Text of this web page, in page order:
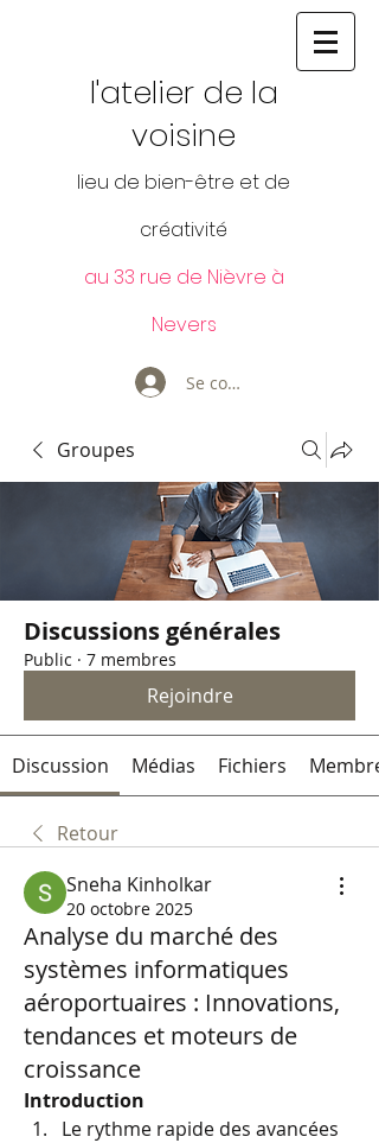
l'atelier de la
voisine
lieu de bien-être et de
créativité
au 33 rue de Nièvre à
Nevers
Se connecter
Groupes
Discussions générales
Public · 7 membres
Rejoindre
Discussion Médias Fichiers
Retour
Sneha Kinholkar
20 octobre 2025
Analyse du marché des
systèmes informatiques
aéroportuaires : Innovations,
tendances et moteurs de
croissance
Introduction
Le rythme rapide des avancées